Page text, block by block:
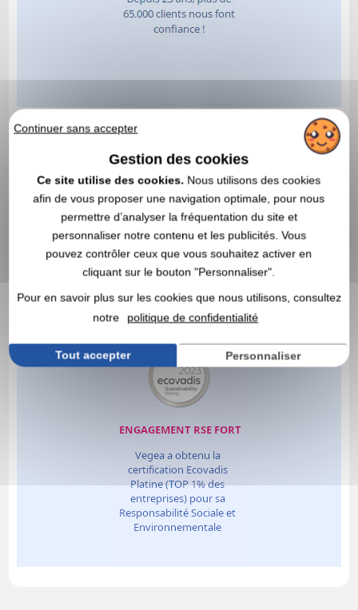
Continuer sans accepter
Gestion des cookies
Ce site utilise des cookies. Nous utilisons des cookies
afin de vous proposer une navigation optimale, pour nous
permettre d’analyser la fréquentation du site et
personnaliser notre contenu et les publicités. Vous
pouvez contrôler ceux que vous souhaitez activer en
cliquant sur le bouton "Personnaliser".
Pour en savoir plus sur les cookies que nous utilisons, consultez
notre
politique de confidentialité
Tout accepter Personnaliser